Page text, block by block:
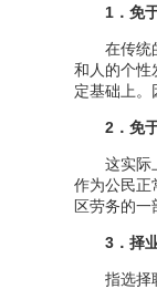
1．免
在传统的
和人的个性
定基础上。
2．免
这实际上
作为公民正
区劳务的一
3．择
指选择职